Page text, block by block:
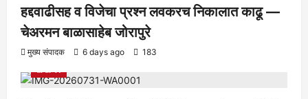
हद्दवाढीसह व विजेचा प्रश्न लवकरच निकालात काढू —
चेअरमन बाळासाहेब जोरापुरे
मुख्य संपादक 6 days ago 183
आरोग्य क्रीडा ताज्या बातम्या निपाणी परिसर